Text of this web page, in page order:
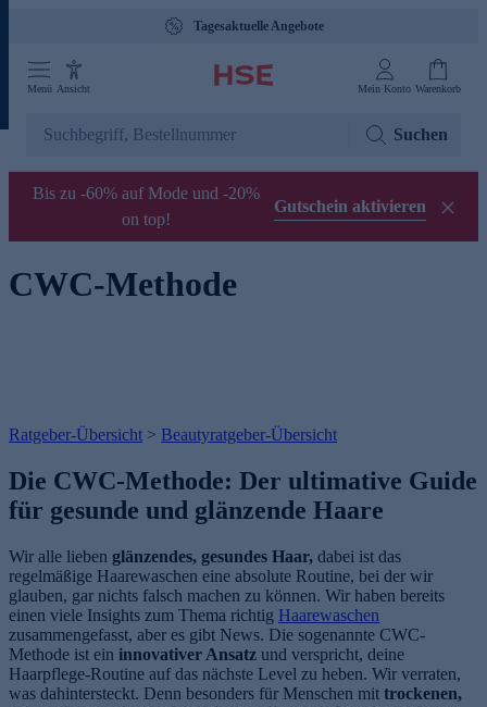
Tagesaktuelle Angebote
Menü Ansicht Mein Konto Warenkorb
Suchen
Bis zu -60% auf Mode und -20%
on top!
Gutschein aktivieren
CWC-Methode
Ratgeber-Übersicht > Beautyratgeber-Übersicht
Die CWC-Methode: Der ultimative Guide
für gesunde und glänzende Haare
Wir alle lieben glänzendes, gesundes Haar, dabei ist das
regelmäßige Haarewaschen eine absolute Routine, bei der wir
glauben, gar nichts falsch machen zu können. Wir haben bereits
einen viele Insights zum Thema richtig Haarewaschen
zusammengefasst, aber es gibt News. Die sogenannte CWC-
Methode ist ein innovativer Ansatz und verspricht, deine
Haarpflege-Routine auf das nächste Level zu heben. Wir verraten,
was dahintersteckt. Denn besonders für Menschen mit trockenen,